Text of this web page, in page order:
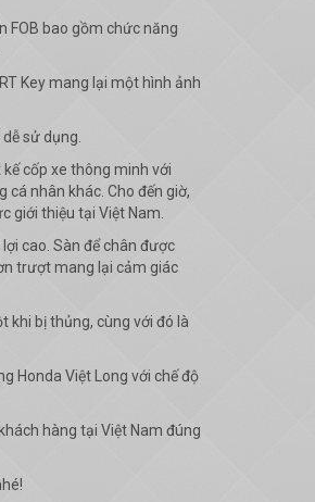
FOB bao gồm chức năng
Key mang lại một hình ảnh
sử dụng.
cốp xe thông minh với
nhân khác. Cho đến giờ,
giới thiệu tại Việt Nam.
cao. Sàn để chân được
trượt mang lại cảm giác
khi bị thủng, cùng với đó là
Honda Việt Long với chế độ
hàng tại Việt Nam đúng